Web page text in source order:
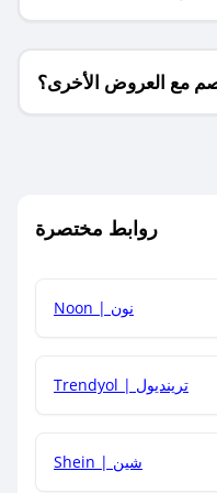
فقط؟
مع العروض الأخرى؟
صلاحية كود الخصم؟
روابط مختصرة
Noon | نون
Trendyol | ترينديول
Shein | شين